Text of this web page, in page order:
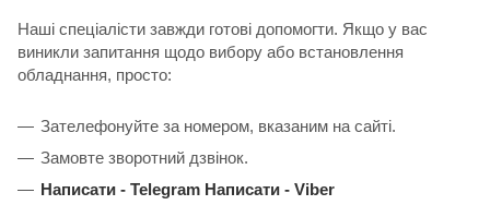
Наші спеціалісти завжди готові допомогти. Якщо у вас
виникли запитання щодо вибору або встановлення
обладнання, просто:
Зателефонуйте за номером, вказаним на сайті.
Замовте зворотний дзвінок.
Написати - Telegram Написати - Viber